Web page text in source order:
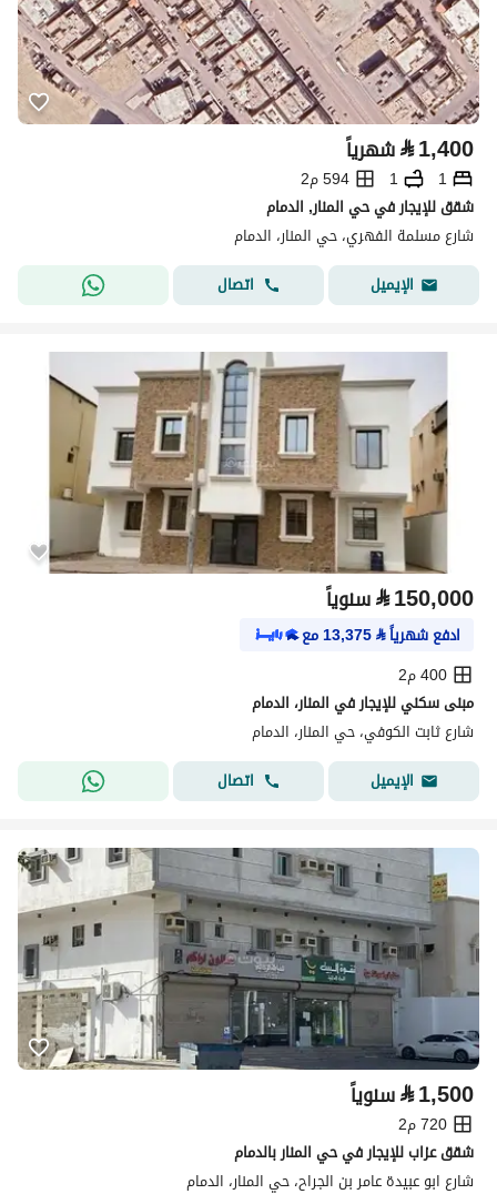
⃁1,400 شهرياً
1
1
594 م2
شقق للإيجار في حي المنار, الدمام
شارع مسلمة الفهري، حي المنار، الدمام
الإيميل
اتصال
⃁150,000 سنوياً
ادفع شهرياً⃁
13,375مع
400 م2
مبنى سكني للإيجار في المنار، الدمام
شارع ثابت الكوفي، حي المنار، الدمام
الإيميل
اتصال
⃁1,500 سنوياً
720 م2
شقق عزاب للإيجار في حي المنار بالدمام
شارع ابو عبيدة عامر بن الجراح، حي المنار، الدمام